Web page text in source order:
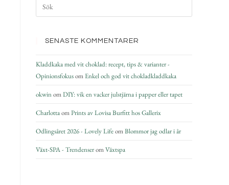
SENASTE KOMMENTARER
Kladdkaka med vit choklad: recept, tips & varianter -
OpinionsfokusomEnkel och god vit chokladkladdkaka
okwinomDIY: vik en vacker julstjärna i papper eller tapet
CharlottaomPrints av Lovisa Burfitt hos Gallerix
Odlingsåret 2026 - Lovely LifeomBlommor jag odlar i år
Växt-SPA - TrendenseromVäxtspa